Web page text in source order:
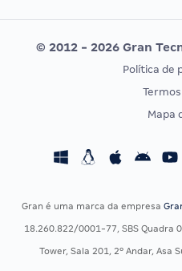
Editais publicados
CONCURSOS POR PROFISSÃO
Concursos Fiscais
© 2012 - 2026 Gran
Política de
Mapa
Gran é uma marca da empresa
18.260.822/0001-77, SBS Quadra
Tower, Sala 201, 2º Andar, Asa